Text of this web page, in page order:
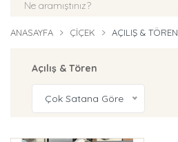
ANASAYFA ÇIÇEK AÇILIŞ & TÖREN
Açılış & Tören
Çok Satana Göre